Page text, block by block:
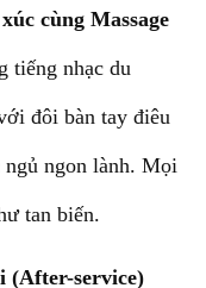
cùng Massage
tiếng nhạc du
đôi bàn tay điêu
ngủ ngon lành. Mọi
tan biến.
(After-service)